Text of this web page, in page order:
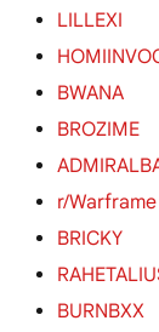
LILLEXI
BWANA
BROZIME
r/Warframe
BRICKY
BURNBXX